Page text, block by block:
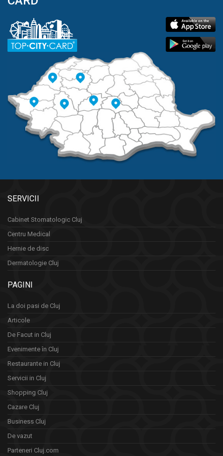
SERVICII
Cabinet Stomatologic Cluj
Centru Medical
Hernie de disc
Dermatologie Cluj
PAGINI
La doi pasi de Cluj
Articole
De Facut in Cluj
Evenimente în Cluj
Restaurante in Cluj
Servicii in Cluj
Shopping Cluj
Cazare Cluj
Business Cluj
De vazut
Parteneri Cluj.com